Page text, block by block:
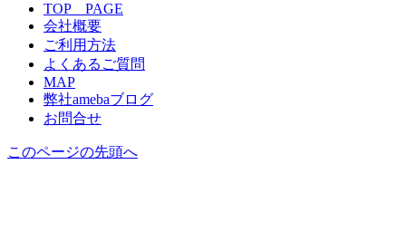
TOP PAGE
会社概要
ご利用方法
よくあるご質問
MAP
弊社amebaブログ
お問合せ
このページの先頭へ